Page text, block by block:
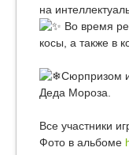
на
Во время
косы, а также в
Сюрпризом
Деда Мороза.
Все участники
Фото в альбоме